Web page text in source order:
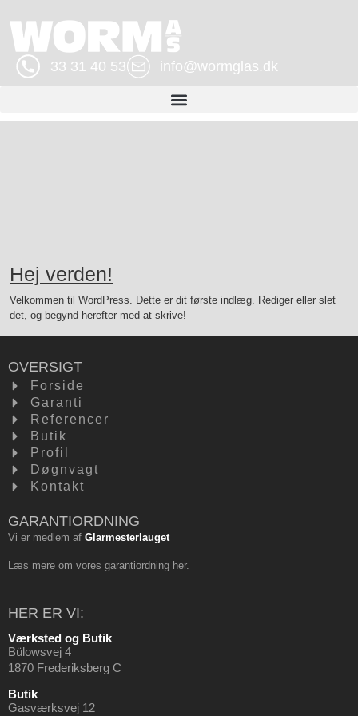
33 31 40 53 info@wormglas.dk
Hej verden!
Velkommen til WordPress. Dette er dit første indlæg. Rediger eller slet
det, og begynd herefter med at skrive!
OVERSIGT
Forside
Garanti
Referencer
Butik
Profil
Døgnvagt
Kontakt
GARANTIORDNING
Vi er medlem af Glarmesterlauget
Læs mere om vores garantiordning her.
HER ER VI:
Værksted og Butik
Bülowsvej 4
1870 Frederiksberg C
Butik
Gasværksvej 12